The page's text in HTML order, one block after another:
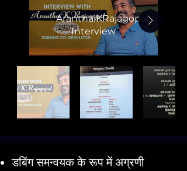
AranthaiKRajagopal
Interview
डबिंग समन्वयक के रूप में अग्रणी